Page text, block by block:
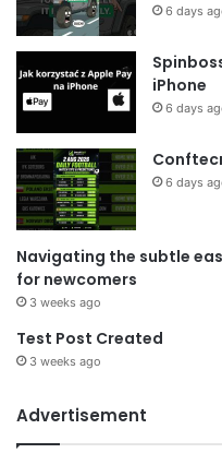
6 days
iPhone
6 days
6 days
Navigating the subtle
for newcomers
3 weeks ago
Test Post Created
3 weeks ago
Advertisement